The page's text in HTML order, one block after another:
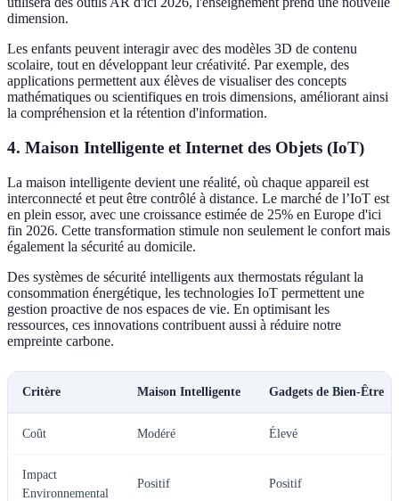
dimension.
Les enfants peuvent interagir avec des modèles 3D de contenu
scolaire, tout en développant leur créativité. Par exemple, des
applications permettent aux élèves de visualiser des concepts
mathématiques ou scientifiques en trois dimensions, améliorant ainsi
la compréhension et la rétention d'information.
4. Maison Intelligente et Internet des Objets (IoT)
La maison intelligente devient une réalité, où chaque appareil est
interconnecté et peut être contrôlé à distance. Le marché de l’IoT est
en plein essor, avec une croissance estimée de 25% en Europe d'ici
fin 2026. Cette transformation stimule non seulement le confort mais
également la sécurité au domicile.
Des systèmes de sécurité intelligents aux thermostats régulant la
consommation énergétique, les technologies IoT permettent une
gestion proactive de nos espaces de vie. En optimisant les
ressources, ces innovations contribuent aussi à réduire notre
empreinte carbone.
Critère Maison Intelligente Gadgets de Bien-Être
Coût Modéré Élevé
Impact
Environnemental
Positif Positif